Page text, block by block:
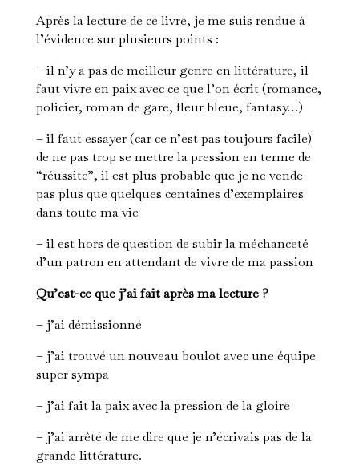
Après la lecture de ce livre, je me suis rendue à
l’évidence sur plusieurs points :
– il n’y a pas de meilleur genre en littérature, il
faut vivre en paix avec ce que l’on écrit (romance,
policier, roman de gare, fleur bleue, fantasy…)
– il faut essayer (car ce n’est pas toujours facile)
de ne pas trop se mettre la pression en terme de
“réussite”, il est plus probable que je ne vende
pas plus que quelques centaines d’exemplaires
dans toute ma vie
– il est hors de question de subir la méchanceté
d’un patron en attendant de vivre de ma passion
Qu’est-ce que j’ai fait après ma lecture ?
– j’ai démissionné
– j’ai trouvé un nouveau boulot avec une équipe
super sympa
– j’ai fait la paix avec la pression de la gloire
– j’ai arrêté de me dire que je n’écrivais pas de la
grande littérature.